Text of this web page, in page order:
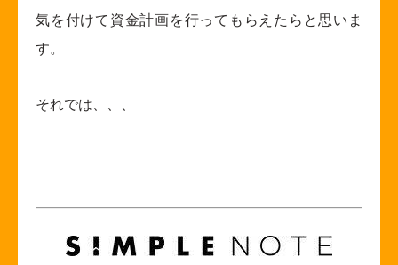
気を付けて資金計画を行ってもらえたらと思いま
す。
それでは、、、